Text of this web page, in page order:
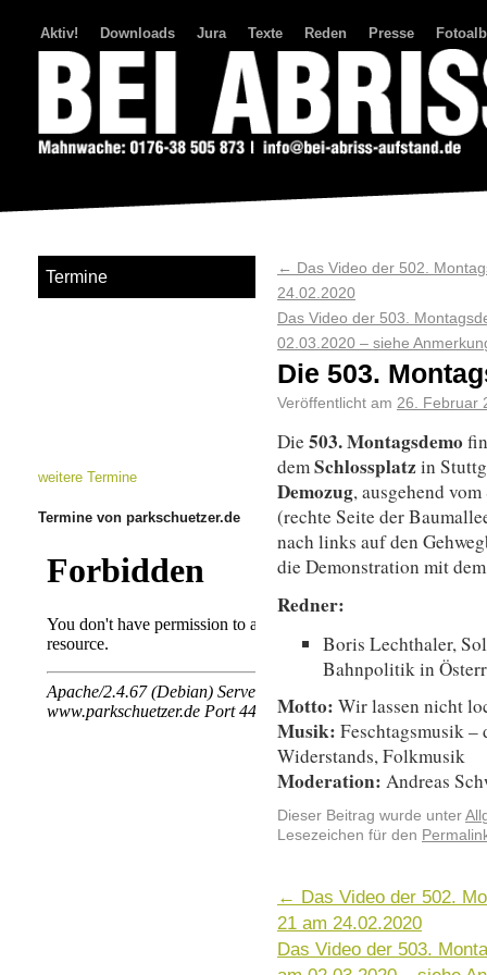
Aktiv! Downloads Jura Texte Reden Presse
← Das Video der 502.
24.02.2020
Das Video der 503.
02.03.2020 – siehe
Die 503.
Veröffentlicht am 26. Februar
Die 503. Montagsdemo
demSchlossplatzin
Demozug, ausgehend
(rechte Seite der
nach links auf den
die Demonstration mit
Redner:
Boris Lechthaler,
Bahnpolitik in
Motto: Wir lassen nicht
Musik: Feschtagsmusik
Widerstands, Folkmusik
Moderation: Andreas
Dieser Beitrag wurde unter
Lesezeichen für den
← Das Video der 502.
21 am 24.02.2020
Das Video der 503.
Termine
weitere Termine
Termine von parkschuetzer.de